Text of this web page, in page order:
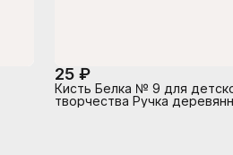
25 ₽
Кисть Белка № 9 для
творчества Ручка